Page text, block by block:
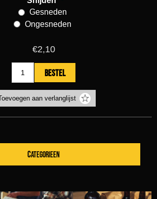
Gesneden
Ongesneden
€2,10
CATEGORIEEN